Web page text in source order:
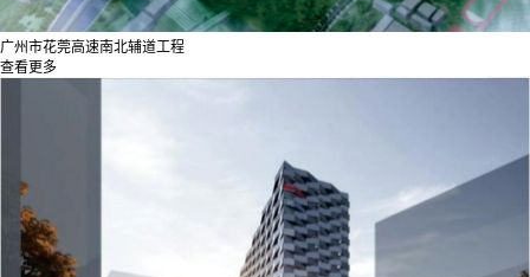
广州市花莞高速南北辅道工程
查看更多